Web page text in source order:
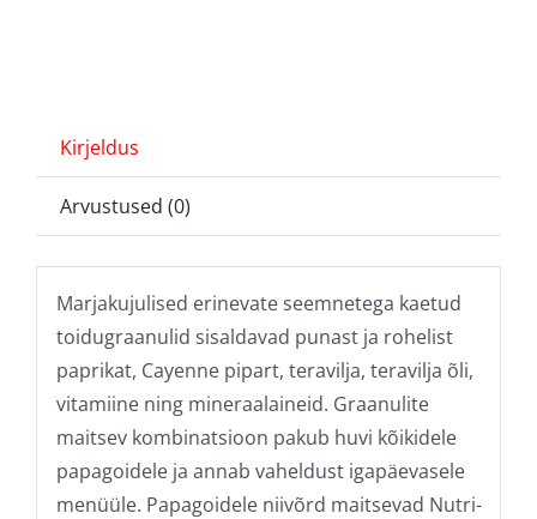
Kirjeldus
Arvustused (0)
Marjakujulised erinevate seemnetega kaetud
toidugraanulid sisaldavad punast ja rohelist
paprikat, Cayenne pipart, teravilja, teravilja õli,
vitamiine ning mineraalaineid. Graanulite
maitsev kombinatsioon pakub huvi kõikidele
papagoidele ja annab vaheldust igapäevasele
menüüle. Papagoidele niivõrd maitsevad Nutri-